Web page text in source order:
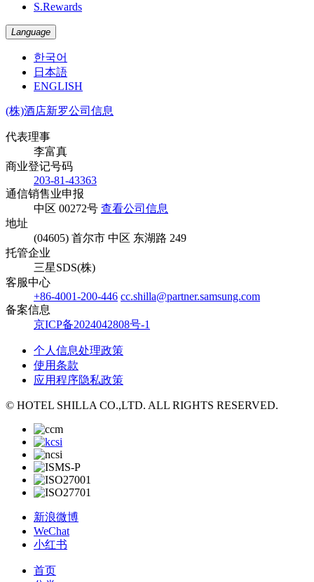
S.Rewards
Language
한국어
日本語
ENGLISH
(株)酒店新罗公司信息
代表理事
李富真
商业登记号码
203-81-43363
通信销售业申报
中区 00272号 查看公司信息
地址
(04605) 首尔市 中区 东湖路 249
托管企业
三星SDS(株)
客服中心
+86-4001-200-446 cc.shilla@partner.samsung.com
备案信息
京ICP备2024042808号-1
个人信息处理政策
使用条款
应用程序隐私政策
© HOTEL SHILLA CO.,LTD. ALL RIGHTS RESERVED.
新浪微博
WeChat
小红书
首页